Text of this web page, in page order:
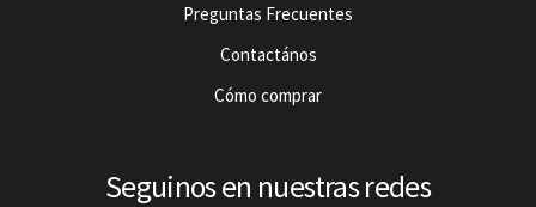
Preguntas Frecuentes
Contactános
Cómo comprar
Seguinos en nuestras redes